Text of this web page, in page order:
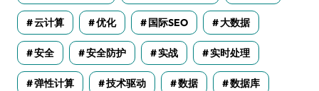
云计算 优化 国际SEO 大数据
安全 安全防护 实战 实时处理
弹性计算 技术驱动 数据 数据库